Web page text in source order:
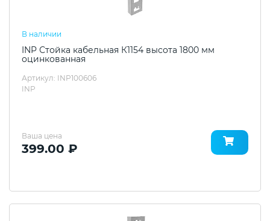
В наличии
INP Стойка кабельная К1154 высота 1800 мм
оцинкованная
Артикул: INP100606
INP
Ваша цена
399.00 ₽